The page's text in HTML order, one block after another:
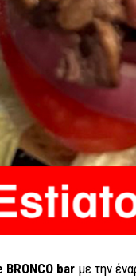
bar με την